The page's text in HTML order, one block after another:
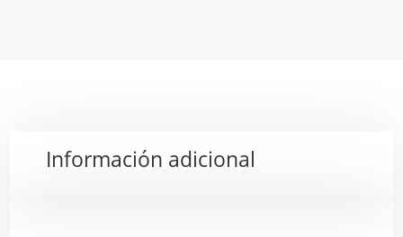
Información adicional